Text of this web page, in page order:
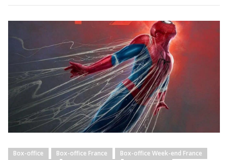
Box-office Box-office France Box-office Week-end France